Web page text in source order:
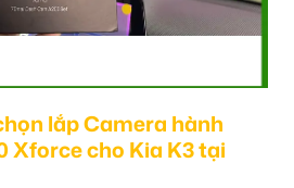
lắp Camera hành
Xforce cho Kia K3 tại